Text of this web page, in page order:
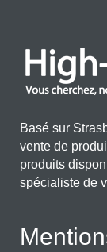
Basé sur
vente de
produits
spécialiste de